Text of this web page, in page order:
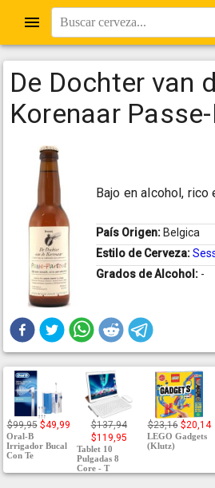
Buscar cerveza...
De Dochter van
Korenaar
Bajo en alcohol, rico
País Origen: Belgica
Estilo de Cerveza:
Grados de Alcohol: -
$99,95 $49,99
Oral-B
Irrigador Bucal
Con Te
$137,94
$119,95
Tablet 10
Pulgadas 8
Core - T
$23,16 $20,14
LEGO Gadgets
(Klutz)